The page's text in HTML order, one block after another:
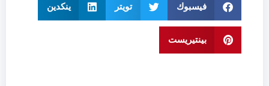
فيسبوك تويتر ينكدين
بينتيريست